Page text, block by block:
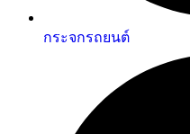
กระจกรถยนต์